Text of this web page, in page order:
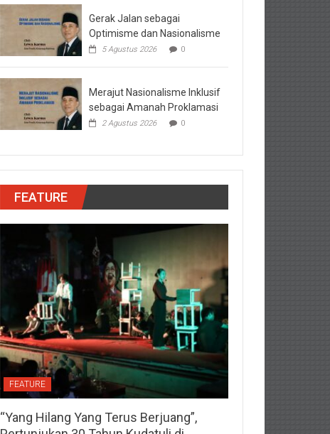
Gerak Jalan sebagai
Optimisme dan Nasionalisme
5 Agustus 2026 0
Merajut Nasionalisme Inklusif
sebagai Amanah Proklamasi
2 Agustus 2026 0
FEATURE
FEATURE
“Yang Hilang Yang Terus Berjuang”,